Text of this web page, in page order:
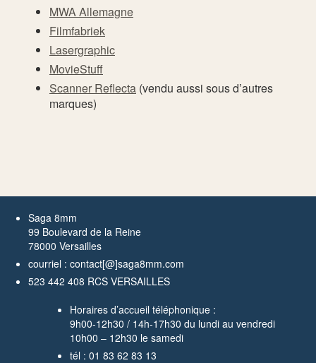
MWA Allemagne
Filmfabriek
Lasergraphic
MovieStuff
Scanner Reflecta (vendu aussi sous d’autres
marques)
Saga 8mm
99 Boulevard de la Reine
78000 Versailles
courriel : contact[@]saga8mm.com
523 442 408 RCS VERSAILLES
Horaires d’accueil téléphonique :
9h00-12h30 / 14h-17h30 du lundi au vendredi
10h00 – 12h30 le samedi
tél : 01 83 62 83 13